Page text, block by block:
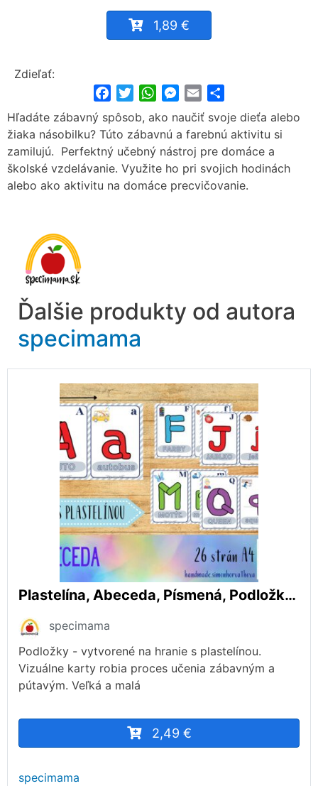
1,89 €
Zdieľať:
FacebookTwitterWhatsApp
Messenger
Email
Hľadáte zábavný spôsob, ako naučiť svoje dieťa alebo
žiaka násobilku? Túto zábavnú a farebnú aktivitu si
zamilujú. Perfektný učebný nástroj pre domáce a
školské vzdelávanie. Využite ho pri svojich hodinách
alebo ako aktivitu na domáce precvičovanie.
Ďalšie produkty od autora
specimama
Plastelína, Abeceda, Písmená, Podložky pod plastelínu, Hra s plastelínou
specimama
Podložky - vytvorené na hranie s plastelínou.
Vizuálne karty robia proces učenia zábavným a
pútavým. Veľká a malá
2,49 €
specimama